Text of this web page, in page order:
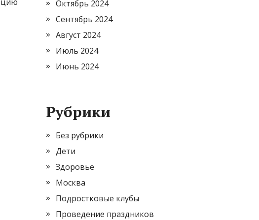
Октябрь 2024
Сентябрь 2024
Август 2024
Июль 2024
Июнь 2024
Рубрики
Без рубрики
Дети
Здоровье
Москва
Подростковые клубы
Проведение праздников